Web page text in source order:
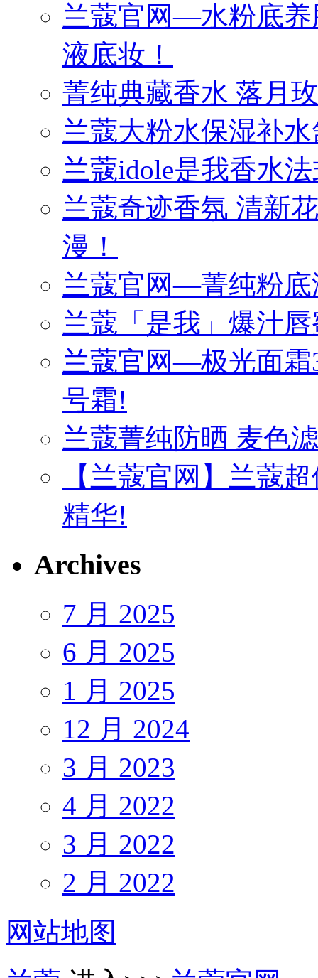
兰蔻官网—水粉底养
液底妆！
菁纯典藏香水 落月
兰蔻大粉水保湿补
兰蔻idole是我香水
兰蔻奇迹香氛 清新
漫！
兰蔻官网—菁纯粉底
兰蔻「是我」爆汁
兰蔻官网—极光面霜
号霜!
兰蔻菁纯防晒 麦色
【兰蔻官网】兰蔻
精华!
Archives
7 月 2025
6 月 2025
1 月 2025
12 月 2024
3 月 2023
4 月 2022
3 月 2022
2 月 2022
网站地图